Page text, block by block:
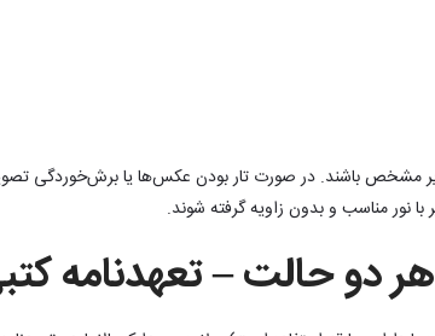
مشخص باشند. در صورت تار بودن عکس‌ها یا برش‌خوردگی
نور مناسب و بدون زاویه گرفته شوند.
دو حالت – تعهدنامه